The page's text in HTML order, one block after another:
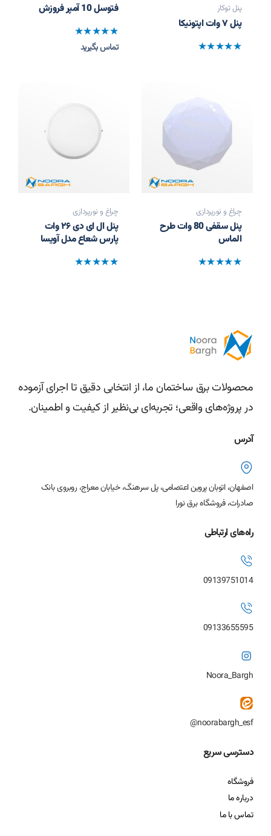
پنل توکار
پنل ۷ وات اپتونیکا
فتوسل 10 آمپر فروزش
نمره
تماس بگیرید
چراغ و نورپردازی
پنل سقفی 80 وات طرح
الماس
چراغ و نورپردازی
پنل ال ای دی ۲۶ وات
پارس شعاع مدل آویسا
محصولات برق ساختمان ما، از انتخابی دقیق تا اجرای آزموده
در پروژه‌های واقعی؛ تجربه‌ای بی‌نظیر از کیفیت و اطمینان.
آدرس
اصفهان، اتوبان پروین اعتصامی، پل سرهنگ، خیابان معراج، روبروی بانک
صادرات، فروشگاه برق نورا
راه‌های ارتباطی
09139751014
09133655595
Noora_Bargh
noorabargh_esf@
دسترسی سریع
فروشگاه
درباره ما
تماس با ما